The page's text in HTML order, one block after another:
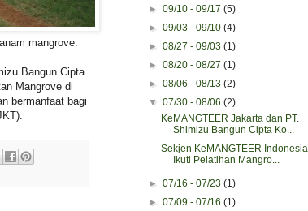
mangrove.
Bangun Cipta
Mangrove di
bermanfaat bagi
►09/10 - 09/17(5)
►09/03 - 09/10(4)
►08/27 - 09/03(1)
►08/20 - 08/27(1)
►08/06 - 08/13(2)
▼07/30 - 08/06(2)
KeMANGTEER Jakarta dan PT.
Shimizu Bangun Cipta Ko...
Sekjen KeMANGTEER Indonesia
Ikuti Pelatihan Mangro...
►07/16 - 07/23(1)
►07/09 - 07/16(1)